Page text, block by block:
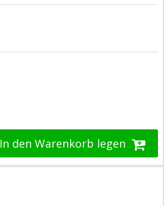
In den Warenkorb legen